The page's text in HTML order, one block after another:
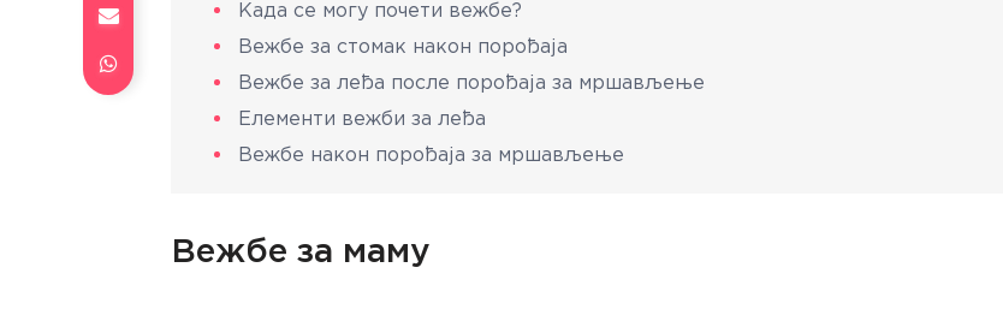
Када се могу почети вежбе?
Вежбе за стомак након порођаја
Вежбе за леђа после порођаја за мршављење
Елементи вежби за леђа
Вежбе након порођаја за мршављење
Вежбе за маму